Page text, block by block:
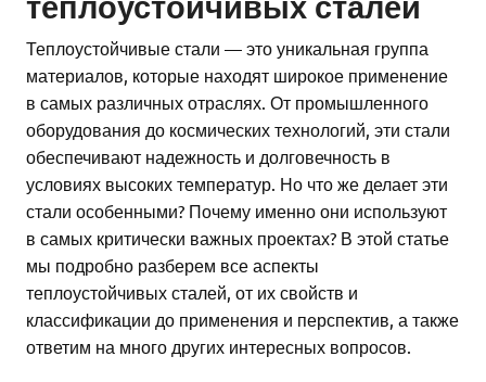
Теплоустойчивые стали — это уникальная группа
материалов, которые находят широкое применение
в самых различных отраслях. От промышленного
оборудования до космических технологий, эти стали
обеспечивают надежность и долговечность в
условиях высоких температур. Но что же делает эти
стали особенными? Почему именно они используют
в самых критически важных проектах? В этой статье
мы подробно разберем все аспекты
теплоустойчивых сталей, от их свойств и
классификации до применения и перспектив, а также
ответим на много других интересных вопросов.